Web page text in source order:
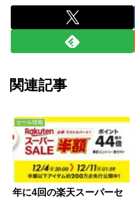
関連記事
セール情報
年に4回の楽天スーパーセ